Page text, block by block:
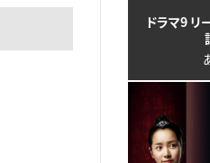
ドラマ9